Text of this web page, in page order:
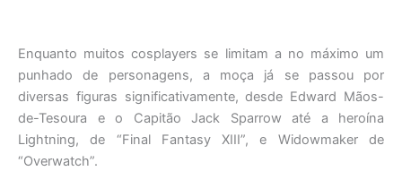
Enquanto muitos cosplayers se limitam a no máximo um
punhado de personagens, a moça já se passou por
diversas figuras significativamente, desde Edward Mãos-
de-Tesoura e o Capitão Jack Sparrow até a heroína
Lightning, de “Final Fantasy XIII”, e Widowmaker de
“Overwatch”.